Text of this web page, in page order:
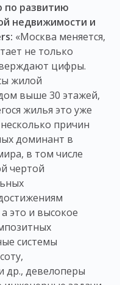
по развитию
недвижимости и
: «Москва меняется,
не только
цифры.
жилой
выше 30 этажей,
жилья это уже
причин
доминант в
в том числе
чертой
а это и высокое
системы
др., девелоперы